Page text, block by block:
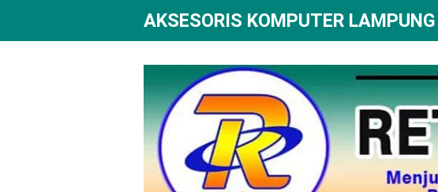
AKSESORIS KOMPUTER LAMPUNG